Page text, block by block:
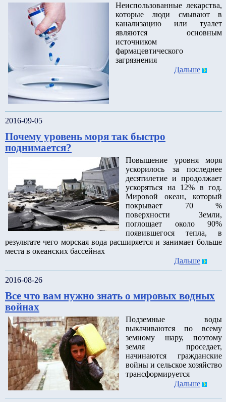
Неиспользованные лекарства,
которые люди смывают в
канализацию или туалет
являются основным
источником
фармацевтического
загрязнения
Дальше
2016-09-05
Почему уровень моря так быстро
поднимается?
Повышение уровня моря
ускорилось за последнее
десятилетие и продолжает
ускоряться на 12% в год.
Мировой океан, который
покрывает 70 %
поверхности Земли,
поглощает около 90%
появившегося тепла, в
результате чего морская вода расширяется и занимает больше
места в океанских бассейнах
Дальше
2016-08-26
Все что вам нужно знать о мировых водных
войнах
Подземные воды
выкачиваются по всему
земному шару, поэтому
земля проседает,
начинаются гражданские
войны и сельское хозяйство
трансформируется
Дальше